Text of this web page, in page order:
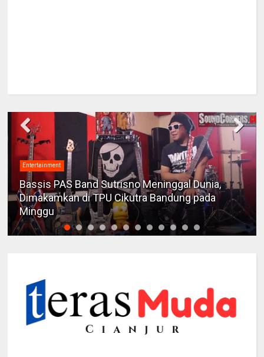
Entertainment
Bassis PAS Band Sutrisno Meninggal Dunia,
Dimakamkan di TPU Cikutra Bandung pada
Minggu